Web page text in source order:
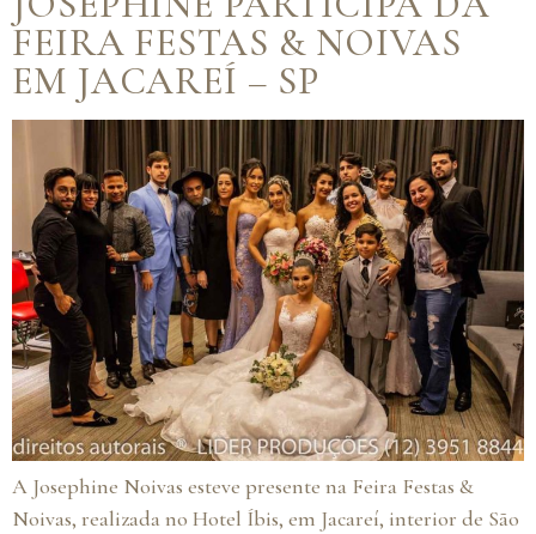
FEIRA FESTAS & NOIVAS
EM JACAREÍ – SP
A Josephine Noivas esteve presente na Feira Festas &
Noivas, realizada no Hotel Íbis, em Jacareí, interior de São